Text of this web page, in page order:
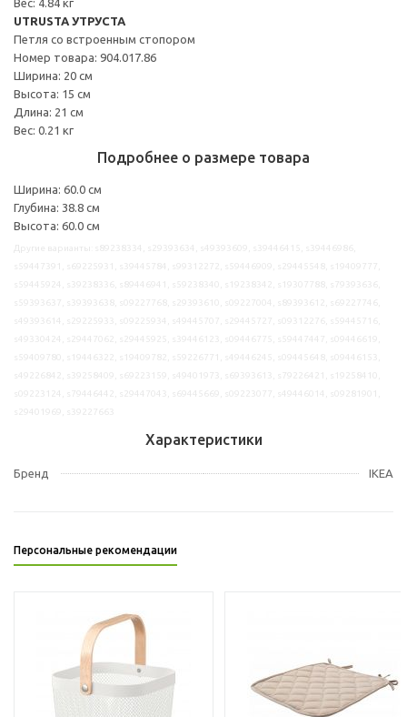
UTRUSTA УТРУСТА
Петля со встроенным стопором
Номер товара: 904.017.86
Ширина: 20 см
Высота: 15 см
Длина: 21 см
Вес: 0.21 кг
Подробнее о размере товара
Ширина: 60.0 см
Глубина: 38.8 см
Высота: 60.0 см
Характеристики
Бренд IKEA
Персональные рекомендации